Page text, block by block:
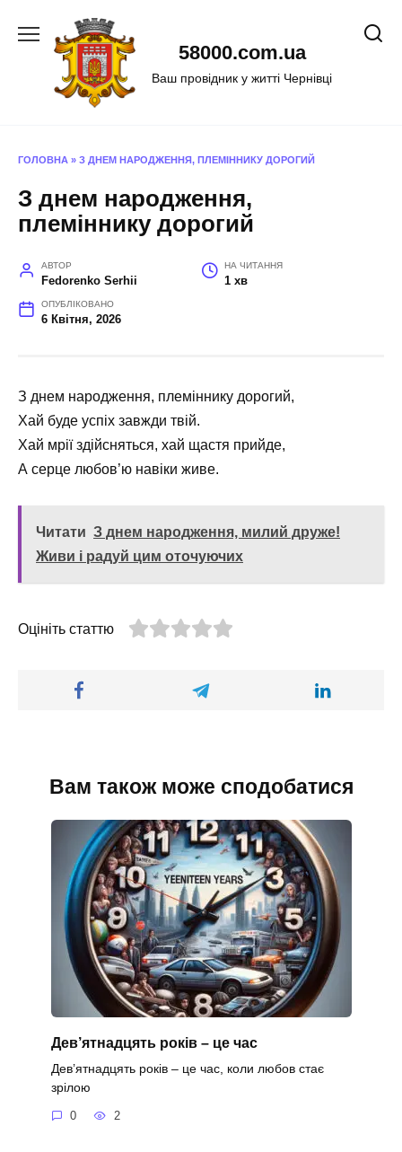
58000.com.ua
Ваш провідник у житті Чернівці
ГОЛОВНА » З ДНЕМ НАРОДЖЕННЯ, ПЛЕМІННИКУ ДОРОГИЙ
З днем народження,
племіннику дорогий
АВТОР
Fedorenko Serhii
НА ЧИТАННЯ
1 хв
ОПУБЛІКОВАНО
6 Квітня, 2026
З днем народження, племіннику дорогий,
Хай буде успіх завжди твій.
Хай мрії здійсняться, хай щастя прийде,
А серце любов’ю навіки живе.
Читати З днем народження, милий друже!
Живи і радуй цим оточуючих
Оцініть статтю
Вам також може сподобатися
Дев’ятнадцять років – це час
Дев’ятнадцять років – це час, коли любов стає
зрілою
0 2